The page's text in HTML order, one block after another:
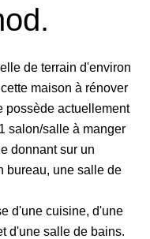
de terrain d'environ
maison à rénover
possède actuellement
salon/salle à manger
donnant sur un
bureau, une salle de
d'une cuisine, d'une
d'une salle de bains.